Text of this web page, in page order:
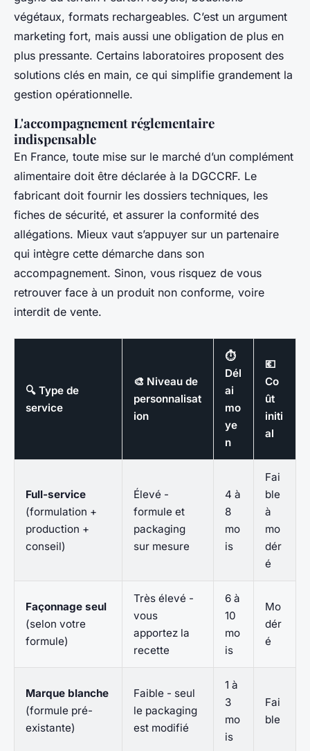
végétaux, formats rechargeables. C’est un argument
marketing fort, mais aussi une obligation de plus en
plus pressante. Certains laboratoires proposent des
solutions clés en main, ce qui simplifie grandement la
gestion opérationnelle.
L'accompagnement réglementaire
indispensable
En France, toute mise sur le marché d’un complément
alimentaire doit être déclarée à la DGCCRF. Le
fabricant doit fournir les dossiers techniques, les
fiches de sécurité, et assurer la conformité des
allégations. Mieux vaut s’appuyer sur un partenaire
qui intègre cette démarche dans son
accompagnement. Sinon, vous risquez de vous
retrouver face à un produit non conforme, voire
interdit de vente.
🔍 Type de
service
🎨 Niveau de
personnalisat
ion
⏱️
Dél
ai
mo
ye
n
💶
Co
ût
initi
al
Full-service
(formulation +
production +
conseil)
Élevé -
formule et
packaging
sur mesure
4 à
8
mo
is
Fai
ble
à
mo
dér
é
Façonnage seul
(selon votre
formule)
Très élevé -
vous
apportez la
recette
6 à
10
mo
is
Mo
dér
é
Marque blanche
(formule pré-
existante)
Faible - seul
le packaging
est modifié
1 à
3
mo
is
Fai
ble